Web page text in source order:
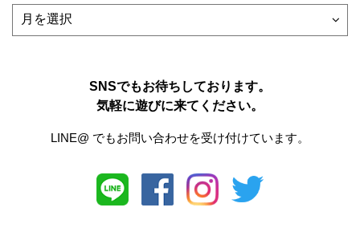
SNSでもお待ちしております。
気軽に遊びに来てください。
LINE@ でもお問い合わせを受け付けています。